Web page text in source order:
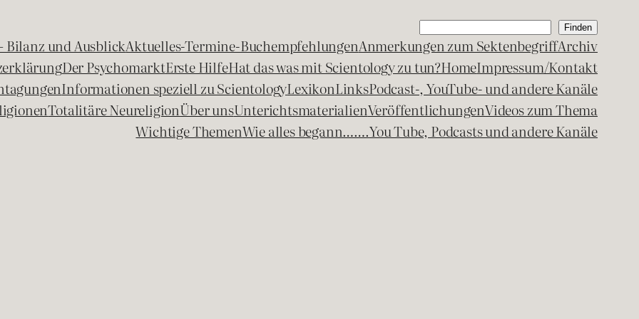
Suchen Finden
Bilanz und AusblickAktuelles-Termine-BuchempfehlungenAnmerkungen zum SektenbegriffArchiv
Der PsychomarktErste HilfeHat das was mit Scientology zu tun?HomeImpressum/Kontakt
Informationen speziell zu ScientologyLexikonLinksPodcast-, YouTube- und andere Kanäle
Totalitäre NeureligionÜber unsUnterichtsmaterialienVeröffentlichungenVideos zum Thema
Wichtige ThemenWie alles begann…….You Tube, Podcasts und andere Kanäle